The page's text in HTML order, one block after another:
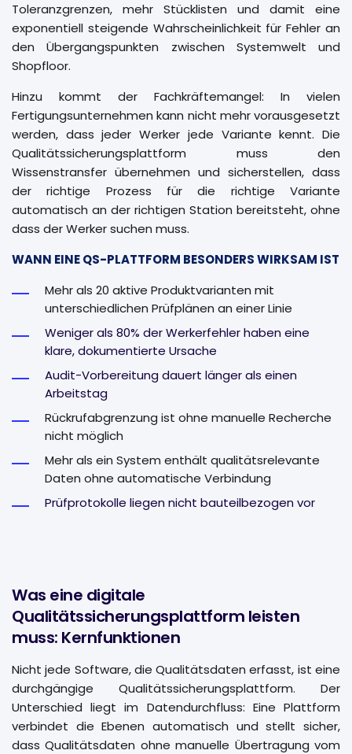
Toleranzgrenzen, mehr Stücklisten und damit eine
exponentiell steigende Wahrscheinlichkeit für Fehler an
den Übergangspunkten zwischen Systemwelt und
Shopfloor.
Hinzu kommt der Fachkräftemangel: In vielen
Fertigungsunternehmen kann nicht mehr vorausgesetzt
werden, dass jeder Werker jede Variante kennt. Die
Qualitätssicherungsplattform muss den
Wissenstransfer übernehmen und sicherstellen, dass
der richtige Prozess für die richtige Variante
automatisch an der richtigen Station bereitsteht, ohne
dass der Werker suchen muss.
WANN EINE QS-PLATTFORM BESONDERS WIRKSAM IST
Mehr als 20 aktive Produktvarianten mit
unterschiedlichen Prüfplänen an einer Linie
Weniger als 80% der Werkerfehler haben eine
klare, dokumentierte Ursache
Audit-Vorbereitung dauert länger als einen
Arbeitstag
Rückrufabgrenzung ist ohne manuelle Recherche
nicht möglich
Mehr als ein System enthält qualitätsrelevante
Daten ohne automatische Verbindung
Prüfprotokolle liegen nicht bauteilbezogen vor
Was eine digitale
Qualitätssicherungsplattform leisten
muss: Kernfunktionen
Nicht jede Software, die Qualitätsdaten erfasst, ist eine
durchgängige Qualitätssicherungsplattform. Der
Unterschied liegt im Datendurchfluss: Eine Plattform
verbindet die Ebenen automatisch und stellt sicher,
dass Qualitätsdaten ohne manuelle Übertragung vom